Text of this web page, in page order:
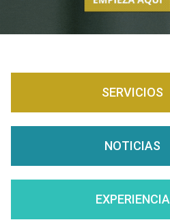
SERVICIOS
NOTICIAS
EXPERIENCIA